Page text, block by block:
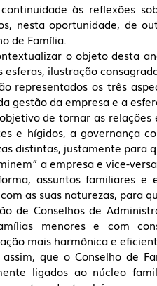
às reflexões
nesta oportunidade, de
de Família.
o objeto desta
esferas, ilustração
representados os três
gestão da empresa e a
de tornar as relações
e hígidos, a governança
distintas, justamente para
a empresa e vice-
assuntos familiares e
as suas naturezas, para
de Conselhos de
menores e com
mais harmônica e
assim, que o Conselho de
ligados ao núcleo